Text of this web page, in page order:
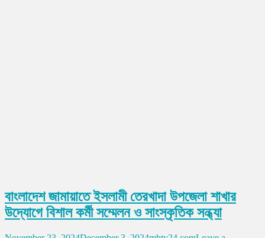
বাংলাদেশ জামায়াতে ইসলামী তেরখাদা উপজেলা শাখার
উদ্যোগে বিশাল কর্মী সম্মেলন ও সাংস্কৃতিক সন্ধ্যা